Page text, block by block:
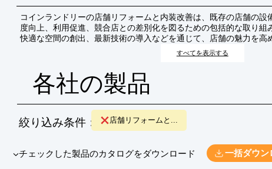
コインランドリーの店舗リフォームと内装改善は、既存の店舗の設
度向上、利用促進、競合店との差別化を図るための包括的な取り組
快適な空間の創出、最新技術の導入などを通じて、店舗の魅力を高
すべてを表示する
各社の製品
絞り込み条件： 店舗リフォームと...
​▼チェックした製品のカタログをダウンロード 一括ダウン